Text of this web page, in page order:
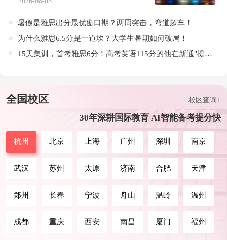
Y同学 托福 104 托福冲刺班 课程咨询
X同学 SAT 1430分 SAT强化班 课程咨询
C同学 课程咨询
X同学 GRE 334分 VIP课程 课程咨询
L同学 GRE 331分 VIP课程 课程咨询
课程咨询
课程咨询
暑假是雅思出分最优窗口期？两周突击，弯道超车！
为什么雅思6.5分是一道坎？大学生暑期如何破局！
15天集训，首考雅思6分！高考英语115分的他在新通"提前毕业"！
全国校区 校区查询+
30年深耕国际教育 AI智能备考提分快
杭州 北京 上海 广州 深圳 南京
武汉 苏州 太原 济南 合肥 天津
郑州 长春 宁波 舟山 温岭 温州
成都 重庆 西安 南昌 厦门 福州